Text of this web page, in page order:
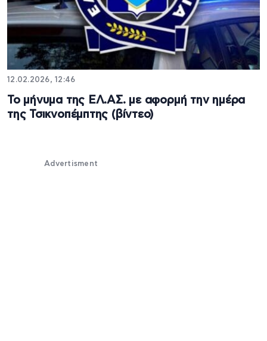
12.02.2026, 12:46
Το μήνυμα της ΕΛ.ΑΣ. με αφορμή την ημέρα
της Τσικνοπέμπτης (βίντεο)
Advertisment